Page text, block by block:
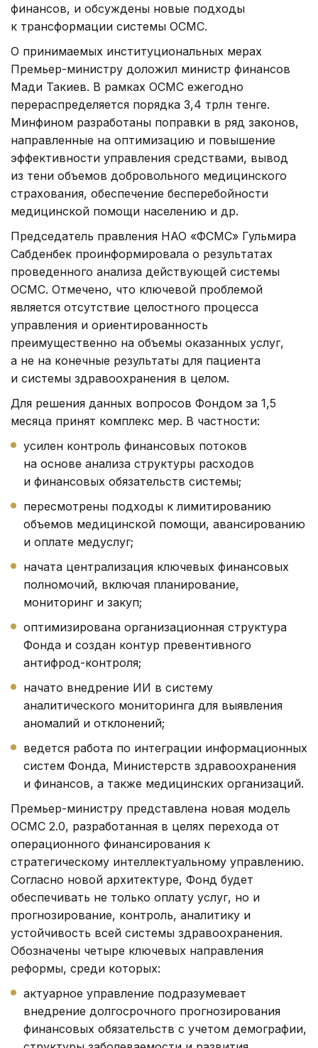
финансов, и обсуждены новые подходы
к трансформации системы ОСМС.
О принимаемых институциональных мерах
Премьер-министру доложил министр финансов
Мади Такиев. В рамках ОСМС ежегодно
перераспределяется порядка 3,4 трлн тенге.
Минфином разработаны поправки в ряд законов,
направленные на оптимизацию и повышение
эффективности управления средствами, вывод
из тени объемов добровольного медицинского
страхования, обеспечение бесперебойности
медицинской помощи населению и др.
Председатель правления НАО «ФСМС» Гульмира
Сабденбек проинформировала о результатах
проведенного анализа действующей системы
ОСМС. Отмечено, что ключевой проблемой
является отсутствие целостного процесса
управления и ориентированность
преимущественно на объемы оказанных услуг,
а не на конечные результаты для пациента
и системы здравоохранения в целом.
Для решения данных вопросов Фондом за 1,5
месяца принят комплекс мер. В частности:
усилен контроль финансовых потоков
на основе анализа структуры расходов
и финансовых обязательств системы;
пересмотрены подходы к лимитированию
объемов медицинской помощи, авансированию
и оплате медуслуг;
начата централизация ключевых финансовых
полномочий, включая планирование,
мониторинг и закуп;
оптимизирована организационная структура
Фонда и создан контур превентивного
антифрод-контроля;
начато внедрение ИИ в систему
аналитического мониторинга для выявления
аномалий и отклонений;
ведется работа по интеграции информационных
систем Фонда, Министерств здравоохранения
и финансов, а также медицинских организаций.
Премьер-министру представлена новая модель
ОСМС 2.0, разработанная в целях перехода от
операционного финансирования к
стратегическому интеллектуальному управлению.
Согласно новой архитектуре, Фонд будет
обеспечивать не только оплату услуг, но и
прогнозирование, контроль, аналитику и
устойчивость всей системы здравоохранения.
Обозначены четыре ключевых направления
реформы, среди которых:
актуарное управление подразумевает
внедрение долгосрочного прогнозирования
финансовых обязательств с учетом демографии,